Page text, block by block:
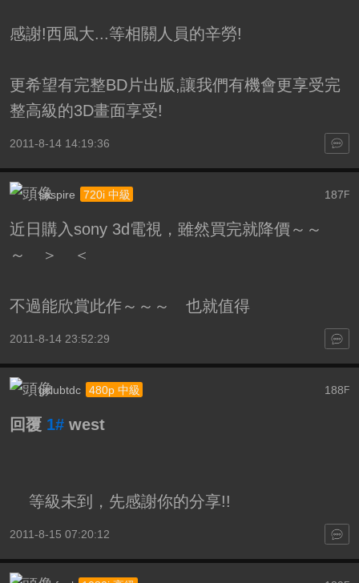
感謝!西風大...等相關人員的辛勞!
更希望有完整BD片出版,讓我們有機會更享受完
整高級的3D畫面享受!
2011-8-14 14:19:36
187F
saspire 720i 中級
近日購入sony 3d電視，雖然買完就降價～～
～ ＞ ＜
不過能欣賞此作～～～ 也就值得
2011-8-14 23:52:29
188F
gclubtdc 480p 中級
回覆 1# west
等級未到，先感謝你的分享!!
2011-8-15 07:20:12